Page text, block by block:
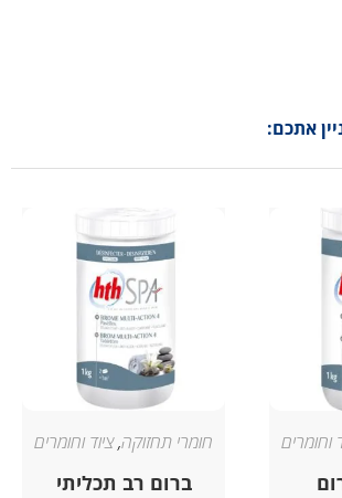
אתכם:
וחומרים חומרי תחזוקה,ציוד וחומרים
ברום רב תכליתי